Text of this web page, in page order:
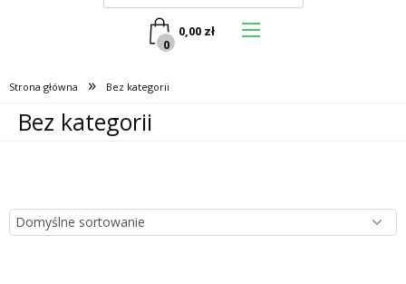
0
0,00 zł
Strona główna » Bez kategorii
Bez kategorii